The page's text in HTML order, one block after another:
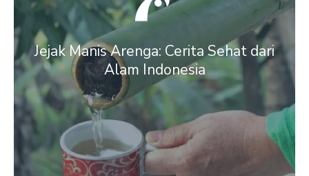
Jejak Manis Arenga: Cerita Sehat dari
Alam Indonesia